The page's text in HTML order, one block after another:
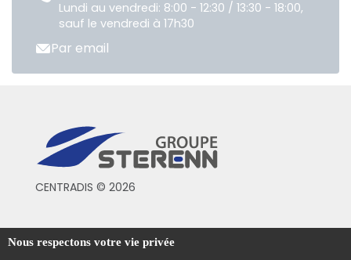
Lundi au vendredi: 8:00 - 12:30 / 13:30 - 18:00,
sauf le vendredi à 17h30
Par email
CENTRADIS © 2026
Conditions générales de vente
Nous respectons votre vie privée